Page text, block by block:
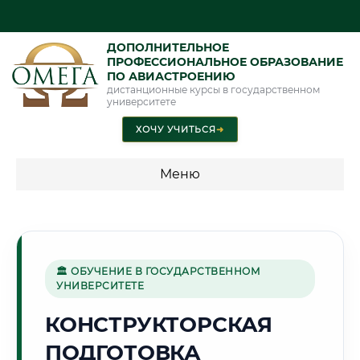
ДОПОЛНИТЕЛЬНОЕ
ПРОФЕССИОНАЛЬНОЕ ОБРАЗОВАНИЕ
ПО АВИАСТРОЕНИЮ
дистанционные курсы в государственном
университете
ХОЧУ УЧИТЬСЯ➜
Меню
🦅
Г. ОРЁЛ
🏛 ОБУЧЕНИЕ В ГОСУДАРСТВЕННОМ
УНИВЕРСИТЕТЕ
КОНСТРУКТОРСКАЯ
ПОДГОТОВКА